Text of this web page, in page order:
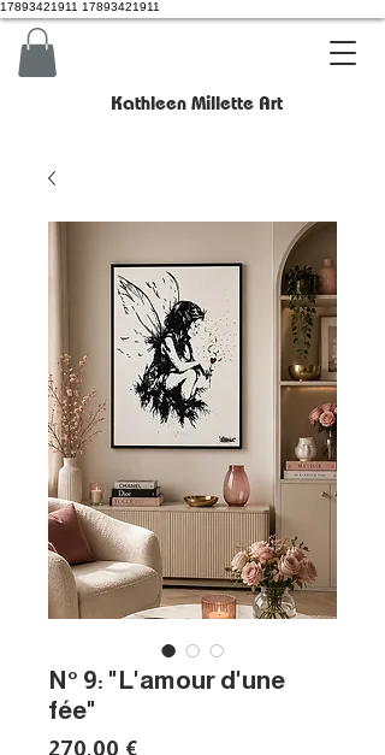
17893421911 17893421911
Kathleen Millette Art
N° 9: "L'amour d'une
fée"
270,00 €